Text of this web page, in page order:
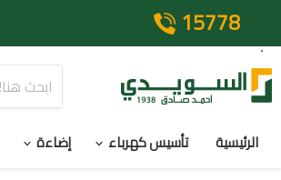
15778
الرئيسية تأسيس كهرباء إضاءة